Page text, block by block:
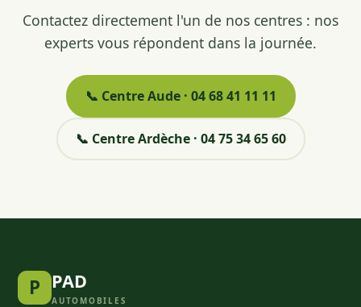
Contactez directement l'un de nos centres : nos
experts vous répondent dans la journée.
📞 Centre Aude · 04 68 41 11 11
📞 Centre Ardèche · 04 75 34 65 60
P PAD
AUTOMOBILES